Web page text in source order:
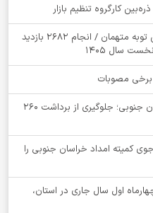
کارگروه تنظیم بازار
خراسان جنوبی رتبه اول کشور در پذیرش توبه متهمان / انجام ۲۶۸۲ بازدید
سال 1405
برخی مصوبات
انسداد ۳۴ حلقه چاه غیرمجاز در خراسان جنوبی؛ جلوگیری از برداشت ۲۶۰
بیش از ۵ هزار مددجوی کمیته امداد خراسان جنوبی را
اول سال جاری در استان،